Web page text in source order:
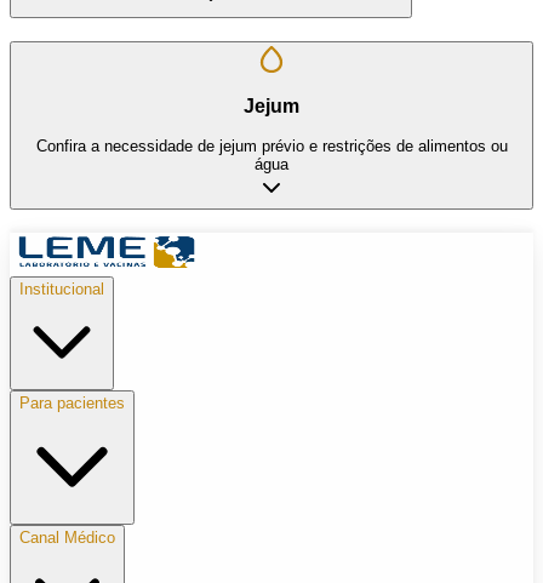
Jejum
Confira a necessidade de jejum prévio e restrições de alimentos ou
água
Institucional
Para pacientes
Canal Médico